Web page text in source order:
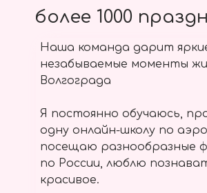
более 1000
Наша команда дарит
незабываемые моменты
Волгограда
Я постоянно обучаюсь,
одну онлайн-школу по
посещаю разнообразные
по России, люблю
красивое.